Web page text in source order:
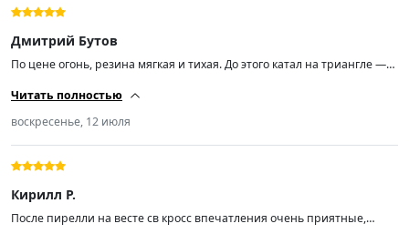
Дмитрий Бутов
По цене огонь, резина мягкая и тихая. До этого катал на триангле —
покрышка приехала бракованная, штамповка там задом наперед
все ок, но при заказе лучше смотреть на рисунок протектора, чтобы
не попасть в такую же ситуацию.
Читать полностью
воскресенье, 12 июля
Кирилл Р.
После пирелли на весте св кросс впечатления очень приятные,